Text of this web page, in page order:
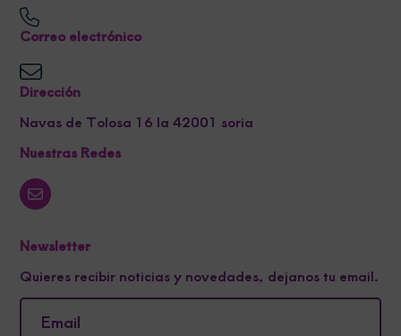
Correo electrónico
Dirección
Navas de Tolosa 16 la 42001 soria
Nuestras Redes
Newsletter
Quieres recibir noticias y novedades, dejanos tu email.